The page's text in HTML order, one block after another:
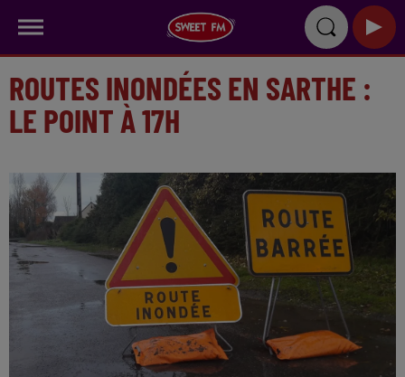
ROUTES INONDÉES EN SARTHE :
LE POINT À 17H